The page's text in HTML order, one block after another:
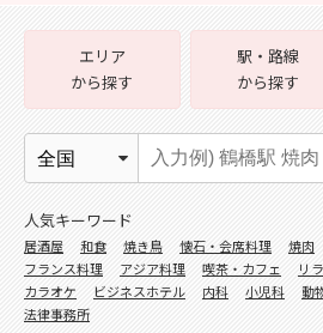
エリア
から探す
駅・路線
から探す
人気キーワード
居酒屋 和食 焼き鳥 懐石・会席料理 焼肉
フランス料理
アジア料理 喫茶・カフェ リ
カラオケ
ビジネスホテル 内科 小児科 動
法律事務所